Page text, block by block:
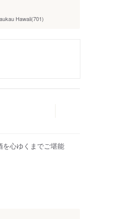
Hawaii(701)
心ゆくまでご堪能